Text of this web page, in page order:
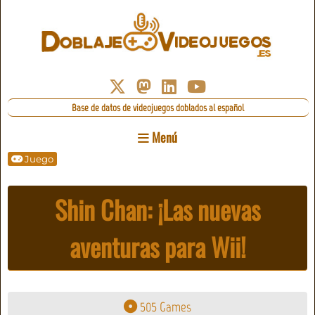
Base de datos de videojuegos doblados al español
Menú
Juego
Shin Chan: ¡Las nuevas
aventuras para Wii!
505 Games